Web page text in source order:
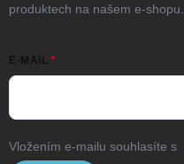
produktech na našem e-shopu.
E-MAIL
Vložením e-mailu souhlasíte s